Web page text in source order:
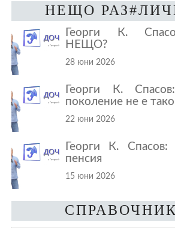
НЕЩО
Георги К.
НЕЩО?
28 юни 2026
Георги К.
поколение не е
22 юни 2026
Георги К. Спасов:
пенсия
15 юни 2026
СПРАВОЧНИК